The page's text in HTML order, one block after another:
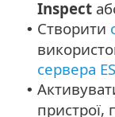
Inspect
• Створити
сервера
•
пристрої,